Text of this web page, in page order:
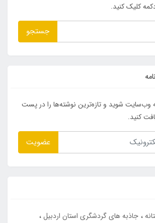
کلیک کنید.
جستجو
وب‌سایت شوید و تازه‌ترین نوشته‌ها را در پست
کنید.
عضویت
جاذبه های گردشگری استان اردبیل